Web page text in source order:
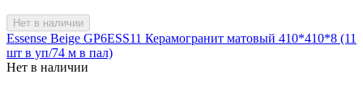
Нет в наличии
Essense Beige GP6ESS11 Керамогранит матовый 410*410*8 (11
шт в уп/74 м в пал)
Нет в наличии